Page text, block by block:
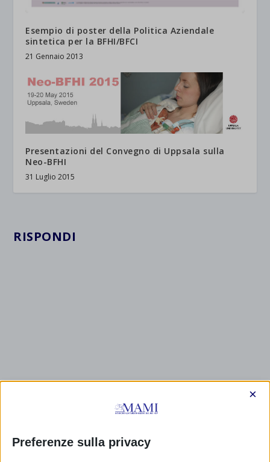
Esempio di poster della Politica Aziendale
sintetica per la BFHI/BFCI
21 Gennaio 2013
Presentazioni del Convegno di Uppsala sulla
Neo-BFHI
31 Luglio 2015
RISPONDI
Preferenze sulla privacy
×